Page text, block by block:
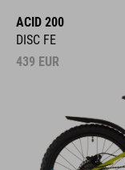
ACID 200
DISC FE
439 EUR